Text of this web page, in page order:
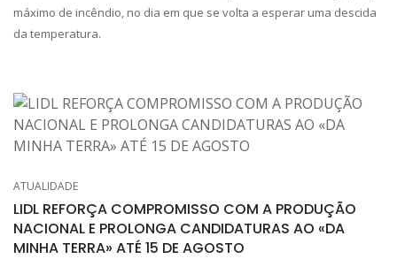
máximo de incêndio, no dia em que se volta a esperar uma descida
da temperatura.
ATUALIDADE
LIDL REFORÇA COMPROMISSO COM A PRODUÇÃO
NACIONAL E PROLONGA CANDIDATURAS AO «DA
MINHA TERRA» ATÉ 15 DE AGOSTO